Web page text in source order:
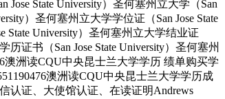
Jose State University）圣何塞州立大学（San
）圣何塞州立大学学位证（San Jose State
State University）圣何塞州立大学结业证
历证书（San Jose State University）圣何塞州
澳洲读CQU中央昆士兰大学学历 绩单购买学
澳洲读CQU中央昆士兰大学学历成
认证、大使馆认证、在读证明Andrews